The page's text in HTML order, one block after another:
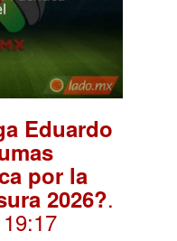
Eduardo
por la
2026?.